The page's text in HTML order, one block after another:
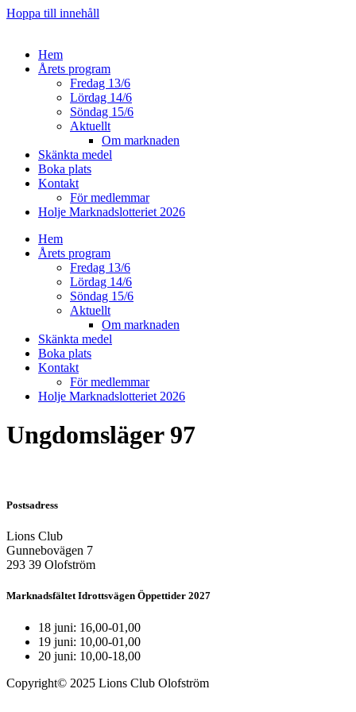
Hoppa till innehåll
Hem
Årets program
Fredag 13/6
Lördag 14/6
Söndag 15/6
Aktuellt
Om marknaden
Skänkta medel
Boka plats
Kontakt
För medlemmar
Holje Marknadslotteriet 2026
Hem
Årets program
Fredag 13/6
Lördag 14/6
Söndag 15/6
Aktuellt
Om marknaden
Skänkta medel
Boka plats
Kontakt
För medlemmar
Holje Marknadslotteriet 2026
Ungdomsläger 97
Postsadress
Lions Club
Gunnebovägen 7
293 39 Olofström
Marknadsfältet Idrottsvägen Öppettider 2027
18 juni: 16,00-01,00
19 juni: 10,00-01,00
20 juni: 10,00-18,00
Copyright© 2025 Lions Club Olofström